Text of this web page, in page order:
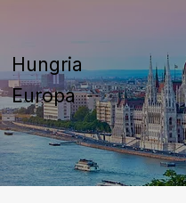
Hungria
Europa